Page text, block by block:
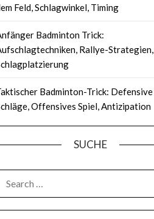
Feld, Schlagwinkel, Timing
Badminton Trick:
Rallye-Strategien,
Badminton-Trick: Defensive
Offensives Spiel, Antizipation
SUCHE
FOR: